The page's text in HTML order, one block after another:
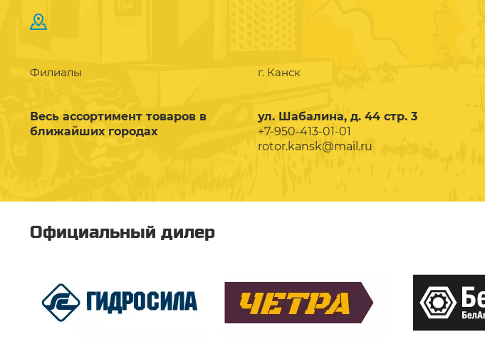
Филиалы
Весь ассортимент товаров в
ближайших городах
г. Канск
ул. Шабалина, д. 44 стр. 3
+7-950-413-01-01
rotor.kansk@mail.ru
Официальный дилер